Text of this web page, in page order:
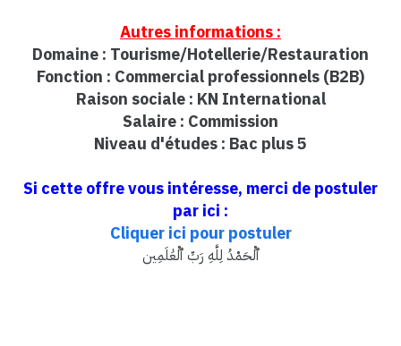
Autres informations :
Domaine : Tourisme/Hotellerie/Restauration
Fonction : Commercial professionnels (B2B)
Raison sociale : KN International
Salaire : Commission
Niveau d'études : Bac plus 5
Si cette offre vous intéresse, merci de postuler
par ici :
Cliquer ici pour postuler
ٱلْحَمْدُ لِلَّهِ رَبِّ ٱلْعَٰلَمِين